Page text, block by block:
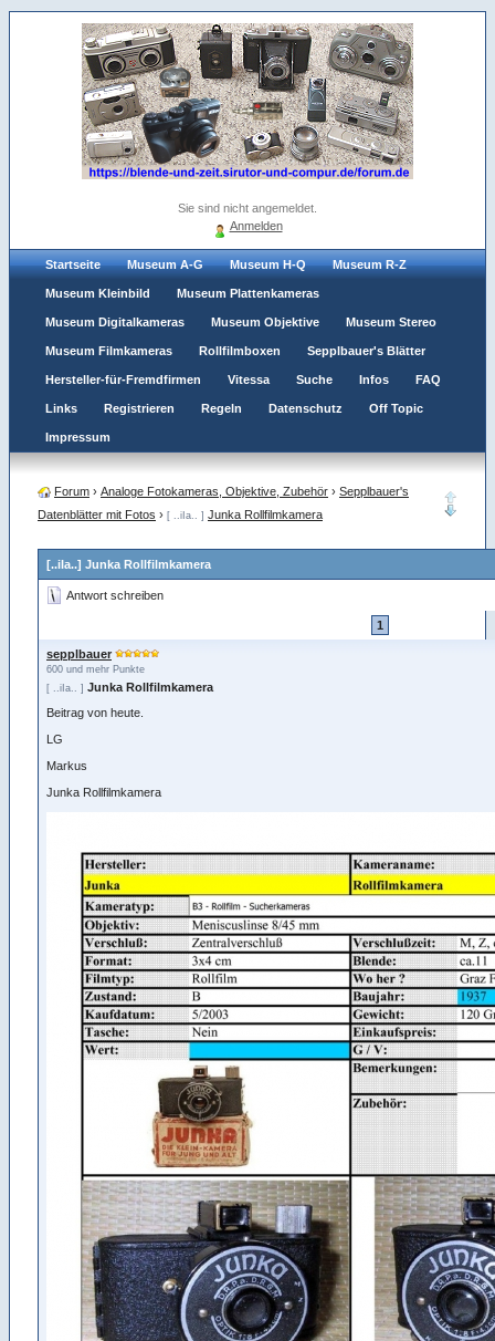
Sie sind nicht angemeldet.
Anmelden
Startseite Museum A-G Museum H-Q Museum R-Z
Museum Kleinbild Museum Plattenkameras
Museum Digitalkameras Museum Objektive Museum Stereo
Museum Filmkameras Rollfilmboxen Sepplbauer's Blätter
Hersteller-für-Fremdfirmen Vitessa Suche Infos FAQ
Links Registrieren Regeln Datenschutz Off Topic
Impressum
Forum › Analoge Fotokameras, Objektive, Zubehör › Sepplbauer's
Datenblätter mit Fotos › [ ..iIa.. ] Junka Rollfilmkamera
[..iIa..] Junka Rollfilmkamera
Antwort schreiben
1
sepplbauer
600 und mehr Punkte
[ ..iIa.. ] Junka Rollfilmkamera
Beitrag von heute.
LG
Markus
Junka Rollfilmkamera